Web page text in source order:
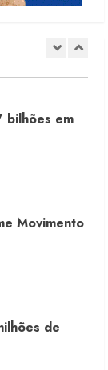
bilhões em
Movimento
de